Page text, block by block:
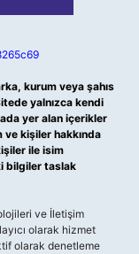
kurum veya şahıs
yalnızca kendi
yer alan içerikler
kişiler hakkında
ile isim
bilgiler taslak
ve İletişim
olarak hizmet
olarak denetleme